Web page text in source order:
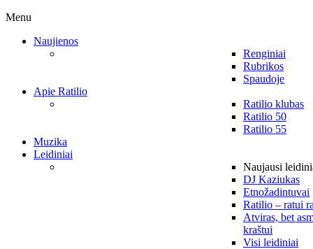
Menu
Naujienos
Renginiai
Rubrikos
Spaudoje
Apie Ratilio
Ratilio klubas
Ratilio 50
Ratilio 55
Muzika
Leidiniai
Naujausi
DJ Kaziukas
Etnožadintuvai
Ratilio – ratui
Atviras, bet
kraštui
Visi leidiniai